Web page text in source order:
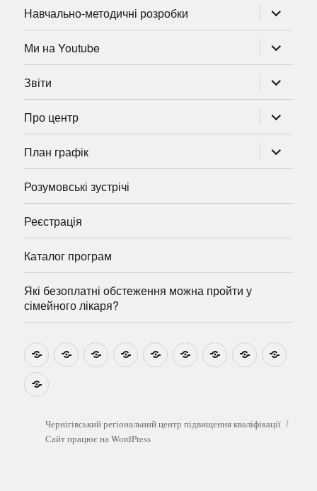
Навчально-методичні розробки
підменю
Ми на Youtube
підменю
Звіти
підменю
Про центр
підменю
План графік
підменю
Розумовські зустрічі
Реєстрація
Каталог програм
Які безоплатні обстеження можна пройти у
сімейного лікаря?
НовиниНавчально-
методичні
Ми
на
Звіти Про
центр
План
графік
Розумовські
зустрічі
Реєстрація
Які
безоплатні
можна
пройти
у
Чернігівський регіональний центр підвищення кваліфікації
Сайт працює на WordPress